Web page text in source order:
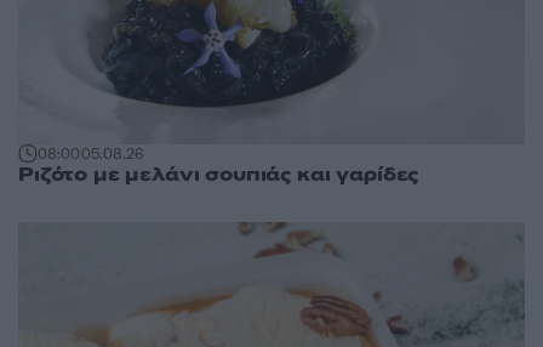
08:0005.08.26
Ριζότο με μελάνι σουπιάς και γαρίδες